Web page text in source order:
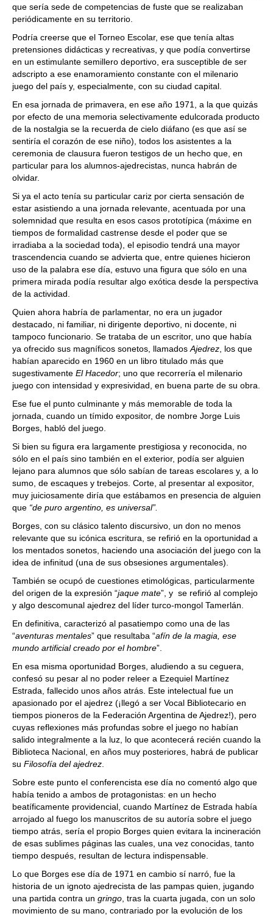
que sería sede de competencias de fuste que se realizaban
periódicamente en su territorio.
Podría creerse que el Torneo Escolar, ese que tenía altas
pretensiones didácticas y recreativas, y que podía convertirse
en un estimulante semillero deportivo, era susceptible de ser
adscripto a ese enamoramiento constante con el milenario
juego del país y, especialmente, con su ciudad capital.
En esa jornada de primavera, en ese año 1971, a la que quizás
por efecto de una memoria selectivamente edulcorada producto
de la nostalgia se la recuerda de cielo diáfano (es que así se
sentiría el corazón de ese niño), todos los asistentes a la
ceremonia de clausura fueron testigos de un hecho que, en
particular para los alumnos-ajedrecistas, nunca habrán de
olvidar.
Si ya el acto tenía su particular cariz por cierta sensación de
estar asistiendo a una jornada relevante, acentuada por una
solemnidad que resulta en esos casos prototípica (máxime en
tiempos de formalidad castrense desde el poder que se
irradiaba a la sociedad toda), el episodio tendrá una mayor
trascendencia cuando se advierta que, entre quienes hicieron
uso de la palabra ese día, estuvo una figura que sólo en una
primera mirada podía resultar algo exótica desde la perspectiva
de la actividad.
Quien ahora habría de parlamentar, no era un jugador
destacado, ni familiar, ni dirigente deportivo, ni docente, ni
tampoco funcionario. Se trataba de un escritor, uno que había
ya ofrecido sus magníficos sonetos, llamados Ajedrez , los que
habían aparecido en 1960 en un libro titulado más que
sugestivamente El Hacedor; uno que recorrería el milenario
juego con intensidad y expresividad, en buena parte de su obra.
Ese fue el punto culminante y más memorable de toda la
jornada, cuando un tímido expositor, de nombre Jorge Luis
Borges, habló del juego.
Si bien su figura era largamente prestigiosa y reconocida, no
sólo en el país sino también en el exterior, podía ser alguien
lejano para alumnos que sólo sabían de tareas escolares y, a lo
sumo, de escaques y trebejos. Corte, al presentar al expositor,
muy juiciosamente diría que estábamos en presencia de alguien
que “de puro argentino, es universal”.
Borges, con su clásico talento discursivo, un don no menos
relevante que su icónica escritura, se refirió en la oportunidad a
los mentados sonetos, haciendo una asociación del juego con la
idea de infinitud (una de sus obsesiones argumentales).
También se ocupó de cuestiones etimológicas, particularmente
del origen de la expresión “jaque mate”, y se refirió al complejo
y algo descomunal ajedrez del líder turco-mongol Tamerlán.
En definitiva, caracterizó al pasatiempo como una de las
“aventuras mentales” que resultaba “afín de la magia, ese
mundo artificial creado por el hombre”.
En esa misma oportunidad Borges, aludiendo a su ceguera,
confesó su pesar al no poder releer a Ezequiel Martínez
Estrada, fallecido unos años atrás. Este intelectual fue un
apasionado por el ajedrez (¡llegó a ser Vocal Bibliotecario en
tiempos pioneros de la Federación Argentina de Ajedrez!), pero
cuyas reflexiones más profundas sobre el juego no habían
salido integralmente a la luz, lo que acontecerá recién cuando la
Biblioteca Nacional, en años muy posteriores, habrá de publicar
su Filosofía del ajedrez
Sobre este punto el conferencista ese día no comentó algo que
había tenido a ambos de protagonistas: en un hecho
beatíficamente providencial, cuando Martínez de Estrada había
arrojado al fuego los manuscritos de su autoría sobre el juego
tiempo atrás, sería el propio Borges quien evitara la incineración
de esas sublimes páginas las cuales, una vez conocidas, tanto
tiempo después, resultan de lectura indispensable.
Lo que Borges ese día de 1971 en cambio sí narró, fue la
historia de un ignoto ajedrecista de las pampas quien, jugando
una partida contra un gringo , tras la cuarta jugada, con un solo
movimiento de su mano, contrariado por la evolución de los